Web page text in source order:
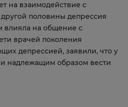
на взаимодействие с
половины депрессия
влияла на общение с
врачей поколения
депрессией, заявили, что у
надлежащим образом вести